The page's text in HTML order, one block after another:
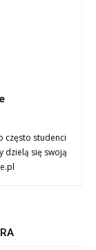
często studenci
dzielą się swoją